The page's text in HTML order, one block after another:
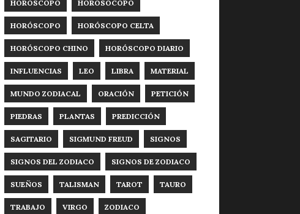
HOROSCOPO HOROSOCOPO
HORÓSCOPO HORÓSCOPO CELTA
HORÓSCOPO CHINO HORÓSCOPO DIARIO
INFLUENCIAS LEO LIBRA MATERIAL
MUNDO ZODIACAL ORACIÓN PETICIÓN
PIEDRAS PLANTAS PREDICCIÓN
SAGITARIO SIGMUND FREUD SIGNOS
SIGNOS DEL ZODIACO SIGNOS DE ZODIACO
SUEÑOS TALISMAN TAROT TAURO
TRABAJO VIRGO ZODIACO